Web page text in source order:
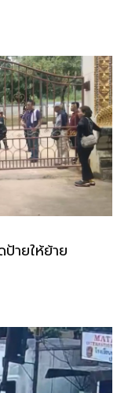
ายให้ย้าย